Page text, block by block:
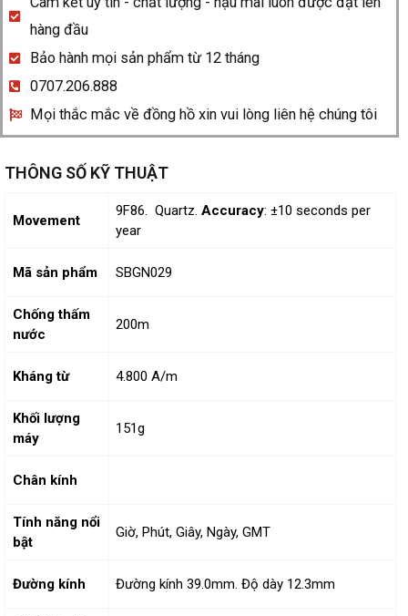
hàng đầu
Bảo hành mọi sản phẩm từ 12 tháng
0707.206.888
Mọi thắc mắc về đồng hồ xin vui lòng liên hệ chúng tôi
THÔNG SỐ KỸ THUẬT
Movement
9F86. Quartz. Accuracy: ±10 seconds per
year
Mã sản phẩm SBGN029
Chống thấm
nước
200m
Kháng từ 4.800 A/m
Khối lượng
máy
151g
Chân kính
Tính năng nổi
bật
Giờ, Phút, Giây, Ngày, GMT
Đường kính Đường kính 39.0mm. Độ dày 12.3mm